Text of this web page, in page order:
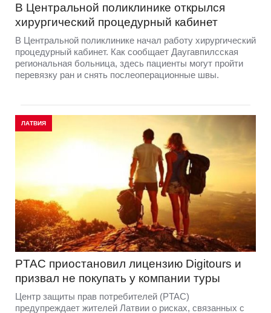
В Центральной поликлинике открылся
хирургический процедурный кабинет
В Центральной поликлинике начал работу хирургический
процедурный кабинет. Как сообщает Даугавпилсская
региональная больница, здесь пациенты могут пройти
перевязку ран и снять послеоперационные швы.
ЛАТВИЯ
PTAC приостановил лицензию Digitours и
призвал не покупать у компании туры
Центр защиты прав потребителей (PTAC)
предупреждает жителей Латвии о рисках, связанных с